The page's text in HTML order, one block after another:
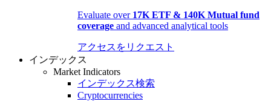
Evaluate over 17K ETF & 140K Mutual fund
coverage and advanced analytical tools
アクセスをリクエスト
インデックス
Market Indicators
インデックス検索
Cryptocurrencies